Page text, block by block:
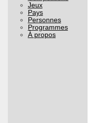
Jeux
Pays
Personnes
Programmes
À propos